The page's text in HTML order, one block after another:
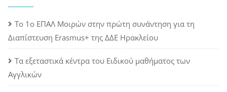
Το 1ο ΕΠΑΛ Μοιρών στην πρώτη συνάντηση για τη
Διαπίστευση Erasmus+ της ΔΔΕ Ηρακλείου
Τα εξεταστικά κέντρα του Ειδικού μαθήματος των
Αγγλικών